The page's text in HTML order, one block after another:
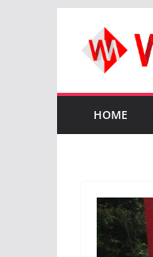
content
HOME